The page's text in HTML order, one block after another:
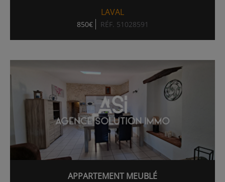
LAVAL
850€ RÉF. 51028591
APPARTEMENT MEUBLÉ